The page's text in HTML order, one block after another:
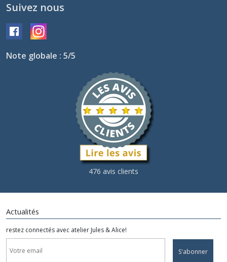
Suivez nous
Note globale : 5/5
476 avis clients
Actualités
restez connectés avec atelier Jules & Alice!
S'abonner